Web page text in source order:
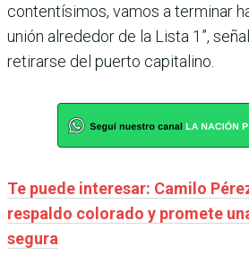
contentísimos, vamos a terminar
unión alrededor de la Lista 1”,
retirarse del puerto capitalino.
Te puede interesar: Camilo
respaldo colorado y promete
segura